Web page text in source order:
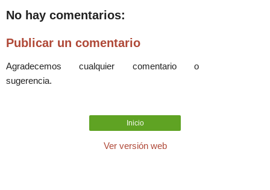
No hay comentarios:
Publicar un comentario
Agradecemos cualquier comentario o
sugerencia.
Inicio
Ver versión web